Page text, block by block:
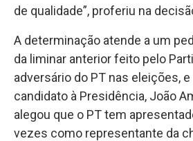
de qualidade”, proferiu na
A determinação atende a um
da liminar anterior feito pelo
adversário do PT nas eleições,
candidato à Presidência, João
alegou que o PT tem
vezes como representante da